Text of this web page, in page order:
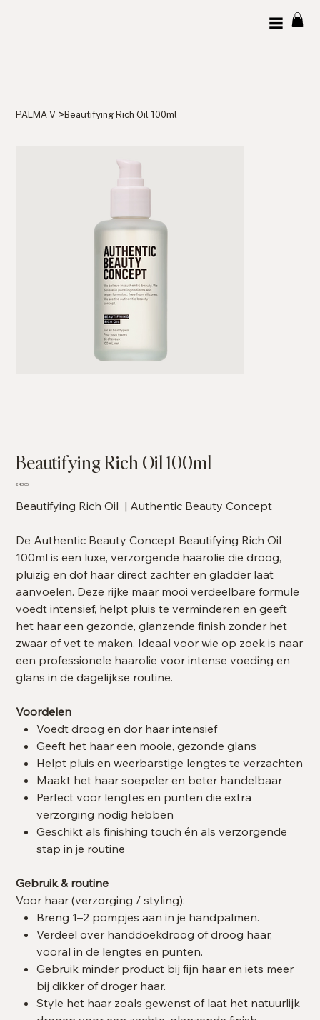
PALMA V >Beautifying Rich Oil 100ml
Beautifying Rich Oil 100ml
Prijs
€ 43,05
Beautifying Rich Oil | Authentic Beauty Concept
De Authentic Beauty Concept Beautifying Rich Oil
100ml is een luxe, verzorgende haarolie die droog,
pluizig en dof haar direct zachter en gladder laat
aanvoelen. Deze rijke maar mooi verdeelbare formule
voedt intensief, helpt pluis te verminderen en geeft
het haar een gezonde, glanzende finish zonder het
zwaar of vet te maken. Ideaal voor wie op zoek is naar
een professionele haarolie voor intense voeding en
glans in de dagelijkse routine.
Voordelen
Voedt droog en dor haar intensief
Geeft het haar een mooie, gezonde glans
Helpt pluis en weerbarstige lengtes te verzachten
Maakt het haar soepeler en beter handelbaar
Perfect voor lengtes en punten die extra
verzorging nodig hebben
Geschikt als finishing touch én als verzorgende
stap in je routine
Gebruik & routine
Voor haar (verzorging / styling):
Breng 1–2 pompjes aan in je handpalmen.
Verdeel over handdoekdroog of droog haar,
vooral in de lengtes en punten.
Gebruik minder product bij fijn haar en iets meer
bij dikker of droger haar.
Style het haar zoals gewenst of laat het natuurlijk